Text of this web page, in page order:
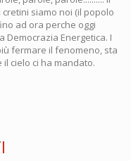
siamo noi (il popolo
ad ora perche oggi
Democrazia Energetica. I
fermare il fenomeno, sta
cielo ci ha mandato.